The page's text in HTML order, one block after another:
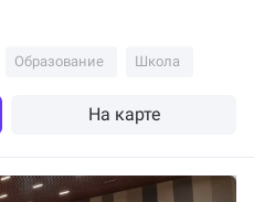
Образование Школа
На карте